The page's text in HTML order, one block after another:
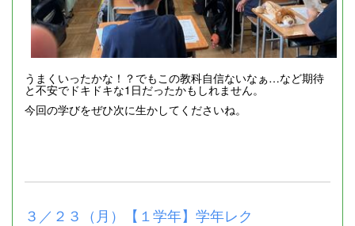
うまくいったかな！？でもこの教科自信ないなぁ…など期待
と不安でドキドキな1日だったかもしれません。
今回の学びをぜひ次に生かしてくださいね。
３／２３（月）【１学年】学年レク